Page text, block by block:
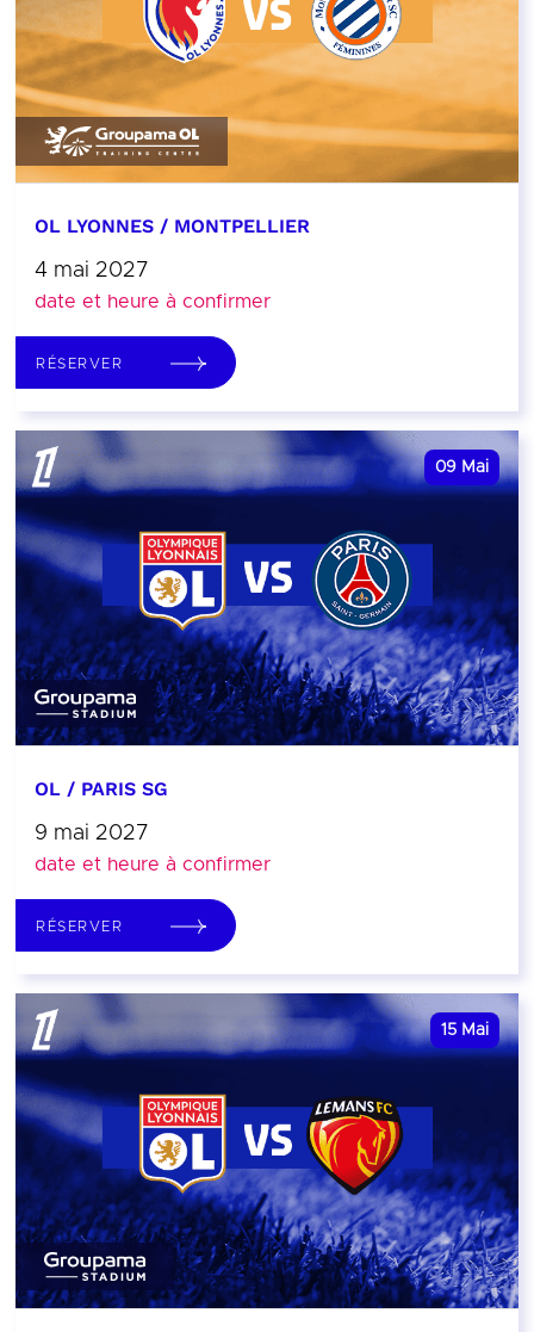
OL LYONNES / MONTPELLIER
4 mai 2027
date et heure à confirmer
RÉSERVER
09 Mai
OL / PARIS SG
9 mai 2027
date et heure à confirmer
RÉSERVER
15 Mai